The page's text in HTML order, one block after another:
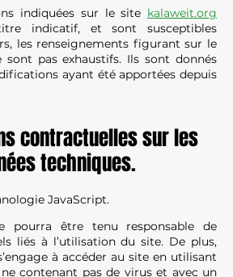
indiquées sur le site kalaweit.org
indicatif, et sont susceptibles
les renseignements figurant sur le
sont pas exhaustifs. Ils sont donnés
ayant été apportées depuis
contractuelles sur les
techniques.
JavaScript.
pourra être tenu responsable de
liés à l’utilisation du site. De plus,
à accéder au site en utilisant
contenant pas de virus et avec un